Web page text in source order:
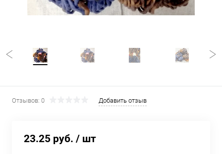
Отзывов: 0 Добавить отзыв
23.25 руб. / шт